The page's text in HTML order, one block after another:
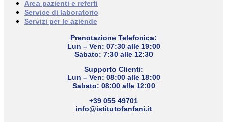
Area pazienti e referti
Service di laboratorio
Servizi per le aziende
Prenotazione Telefonica:
Lun – Ven: 07:30 alle 19:00
Sabato: 7:30 alle 12:30
Supporto Clienti:
Lun – Ven: 08:00 alle 18:00
Sabato: 08:00 alle 12:00
+39 055 49701
info@istitutofanfani.it